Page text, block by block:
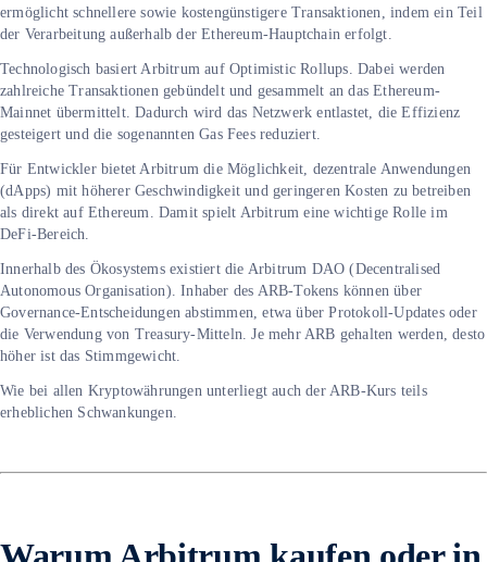
ermöglicht schnellere sowie kostengünstigere Transaktionen, indem ein Teil
der Verarbeitung außerhalb der Ethereum-Hauptchain erfolgt.
Technologisch basiert Arbitrum auf Optimistic Rollups. Dabei werden
zahlreiche Transaktionen gebündelt und gesammelt an das Ethereum-
Mainnet übermittelt. Dadurch wird das Netzwerk entlastet, die Effizienz
gesteigert und die sogenannten Gas Fees reduziert.
Für Entwickler bietet Arbitrum die Möglichkeit, dezentrale Anwendungen
(dApps) mit höherer Geschwindigkeit und geringeren Kosten zu betreiben
als direkt auf Ethereum. Damit spielt Arbitrum eine wichtige Rolle im
DeFi-Bereich.
Innerhalb des Ökosystems existiert die Arbitrum DAO (Decentralised
Autonomous Organisation). Inhaber des ARB-Tokens können über
Governance-Entscheidungen abstimmen, etwa über Protokoll-Updates oder
die Verwendung von Treasury-Mitteln. Je mehr ARB gehalten werden, desto
höher ist das Stimmgewicht.
Wie bei allen Kryptowährungen unterliegt auch der ARB-Kurs teils
erheblichen Schwankungen.